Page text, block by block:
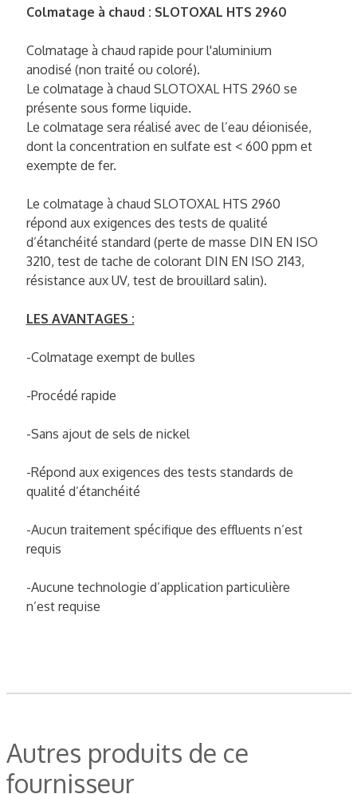
Colmatage à chaud : SLOTOXAL HTS 2960
Colmatage à chaud rapide pour l'aluminium
anodisé (non traité ou coloré).
Le colmatage à chaud SLOTOXAL HTS 2960 se
présente sous forme liquide.
Le colmatage sera réalisé avec de l’eau déionisée,
dont la concentration en sulfate est < 600 ppm et
exempte de fer.
Le colmatage à chaud SLOTOXAL HTS 2960
répond aux exigences des tests de qualité
d’étanchéité standard (perte de masse DIN EN ISO
3210, test de tache de colorant DIN EN ISO 2143,
résistance aux UV, test de brouillard salin).
LES AVANTAGES :
-Colmatage exempt de bulles
-Procédé rapide
-Sans ajout de sels de nickel
-Répond aux exigences des tests standards de
qualité d’étanchéité
-Aucun traitement spécifique des effluents n’est
requis
-Aucune technologie d’application particulière
n’est requise
Autres produits de ce
fournisseur